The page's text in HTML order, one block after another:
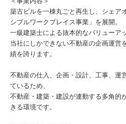
築古ビルを一棟丸ごと再生し、シェア
シブルワークプレイス事業」を展開。
一級建築士による抜本的なバリューア
当社にしかできない不動産の企画運営
績を誇ります。
不動産の仕入、企画・設計、工事、運
ているため、
不動産・建築・建設が連動する多角的
きる環境です。